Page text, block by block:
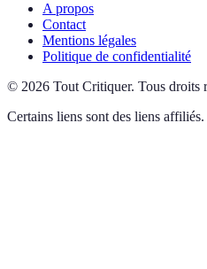
A propos
Contact
Mentions légales
Politique de confidentialité
© 2026 Tout Critiquer. Tous droits
Certains liens sont des liens affiliés.